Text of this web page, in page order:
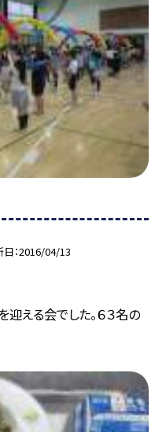
日 2016/04/13
迎える会でした。６３名の